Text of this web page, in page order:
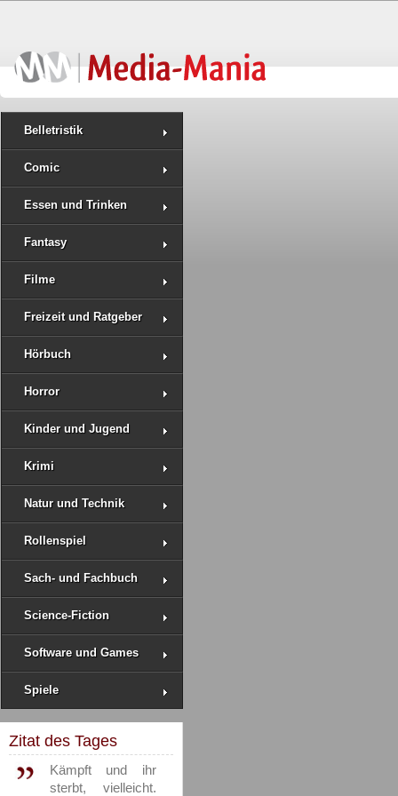
Belletristik
Comic
Essen und Trinken
Fantasy
Filme
Freizeit und Ratgeber
Hörbuch
Horror
Kinder und Jugend
Krimi
Natur und Technik
Rollenspiel
Sach- und Fachbuch
Science-Fiction
Software und Games
Spiele
Zitat des Tages
Kämpft und ihr
sterbt, vielleicht.